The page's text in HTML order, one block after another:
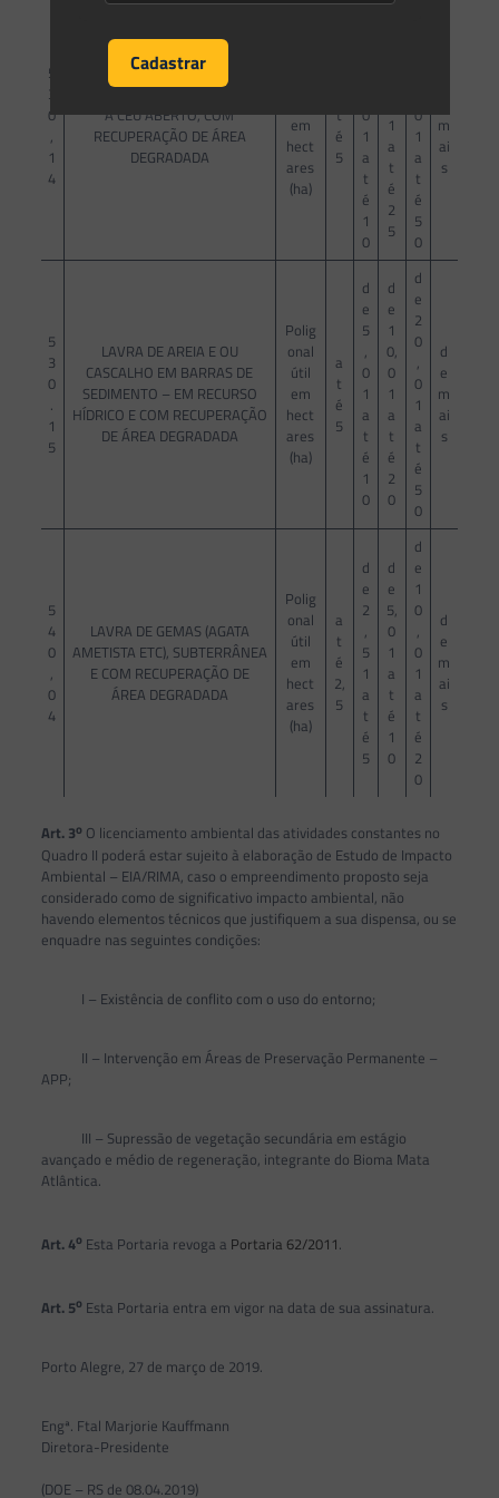
5
3
0
,
1
4
LAVRA DE AREIA INDUSTRIAL-
A CÉU ABERTO, COM
RECUPERAÇÃO DE ÁREA
DEGRADADA
em
hect
ares
(ha)
t
é
5
d
0
1
a
t
é
1
0
1
a
t
é
2
5
0
1
a
t
é
5
0
m
ai
s
5
3
0
.
1
5
LAVRA DE AREIA E OU
CASCALHO EM BARRAS DE
SEDIMENTO – EM RECURSO
HÍDRICO E COM RECUPERAÇÃO
DE ÁREA DEGRADADA
Polig
onal
útil
em
hect
ares
(ha)
a
t
é
5
d
e
5
,
0
1
a
t
é
1
0
d
e
1
0,
0
1
a
t
é
2
0
d
e
2
0
,
0
1
a
t
é
5
0
d
e
m
ai
s
5
4
0
,
0
4
LAVRA DE GEMAS (AGATA
AMETISTA ETC), SUBTERRÂNEA
E COM RECUPERAÇÃO DE
ÁREA DEGRADADA
Polig
onal
útil
em
hect
ares
(ha)
a
t
é
2,
5
d
e
2
,
5
1
a
t
é
5
d
e
5,
0
1
a
t
é
1
0
d
e
1
0
,
0
1
a
t
é
2
0
d
e
m
ai
s
Art. 3o O licenciamento ambiental das atividades constantes no
Quadro II poderá estar sujeito à elaboração de Estudo de Impacto
Ambiental – EIA/RIMA, caso o empreendimento proposto seja
considerado como de significativo impacto ambiental, não
havendo elementos técnicos que justifiquem a sua dispensa, ou se
enquadre nas seguintes condições:
I – Existência de conflito com o uso do entorno;
II – Intervenção em Áreas de Preservação Permanente –
APP;
III – Supressão de vegetação secundária em estágio
avançado e médio de regeneração, integrante do Bioma Mata
Atlântica.
Art. 4o Esta Portaria revoga a Portaria 62/2011.
Art. 5o Esta Portaria entra em vigor na data de sua assinatura.
Porto Alegre, 27 de março de 2019.
Engª. Ftal Marjorie Kauffmann
Diretora-Presidente
(DOE – RS de 08.04.2019)